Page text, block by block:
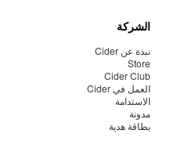
الشركة
نبذة عن Cider
Store
Cider Club
العمل في Cider
الاستدامة
مدونة
بطاقة هدية